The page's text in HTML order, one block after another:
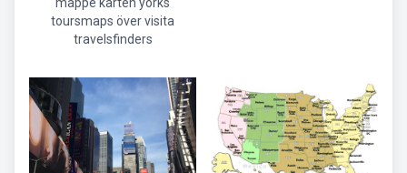
toursmaps över visita
travelsfinders